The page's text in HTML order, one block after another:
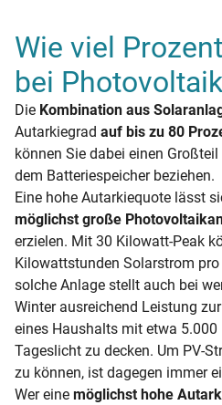
Wie viel
bei
Die Kombination aus
Autarkiegrad auf bis zu 80
können Sie dabei einen
dem Batteriespeicher beziehen.
Eine hohe Autarkiequote lässt
möglichst große
erzielen. Mit 30 Kilowatt-Peak
Kilowattstunden Solarstrom
solche Anlage stellt auch bei
Winter ausreichend Leistung
eines Haushalts mit etwa 5.000
Tageslicht zu decken. Um PV-
zu können, ist dagegen immer
Wer eine möglichst hohe